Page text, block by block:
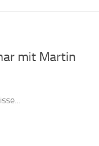
mit Martin